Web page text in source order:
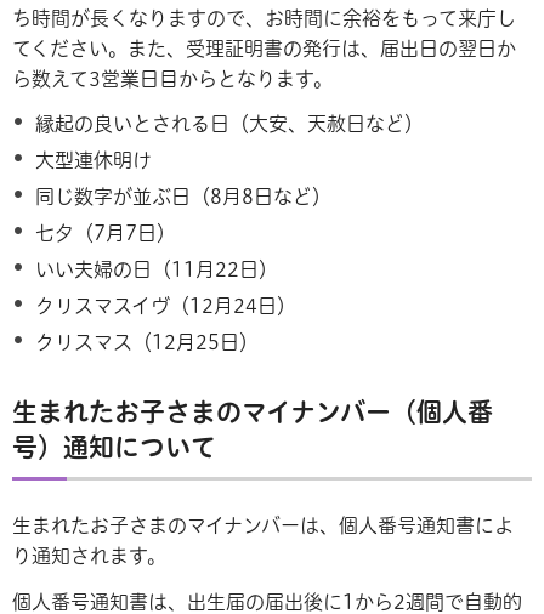
ち時間が長くなりますので、お時間に余裕をもって来庁し
てください。また、受理証明書の発行は、届出日の翌日か
ら数えて3営業日目からとなります。
縁起の良いとされる日（大安、天赦日など）
大型連休明け
同じ数字が並ぶ日（8月8日など）
七夕（7月7日）
いい夫婦の日（11月22日）
クリスマスイヴ（12月24日）
クリスマス（12月25日）
生まれたお子さまのマイナンバー（個人番
号）通知について
生まれたお子さまのマイナンバーは、個人番号通知書によ
り通知されます。
個人番号通知書は、出生届の届出後に1から2週間で自動的